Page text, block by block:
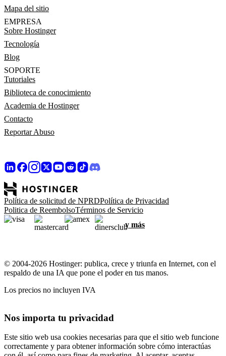
Mapa del sitio
EMPRESA
Sobre Hostinger
Tecnología
Blog
SOPORTE
Tutoriales
Biblioteca de conocimiento
Academia de Hostinger
Contacto
Reportar Abuso
Política de solicitud de NPRDPolítica de Privacidad
Politica de ReembolsoTérminos de Servicio
y más
© 2004-2026 Hostinger: publica, crece y triunfa en Internet, con el
respaldo de una IA que pone el poder en tus manos.
Los precios no incluyen IVA
Nos importa tu privacidad
Este sitio web usa cookies necesarias para que el sitio web funcione
correctamente y para obtener información sobre cómo interactúas